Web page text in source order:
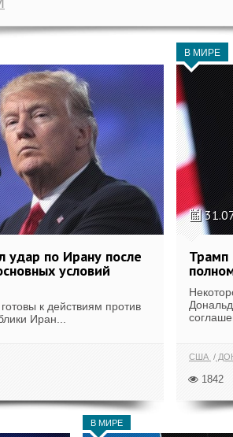
удар по Ирану после
условий
к действиям против
Иран...
В МИРЕ
Трамп
США
1842
В МИРЕ